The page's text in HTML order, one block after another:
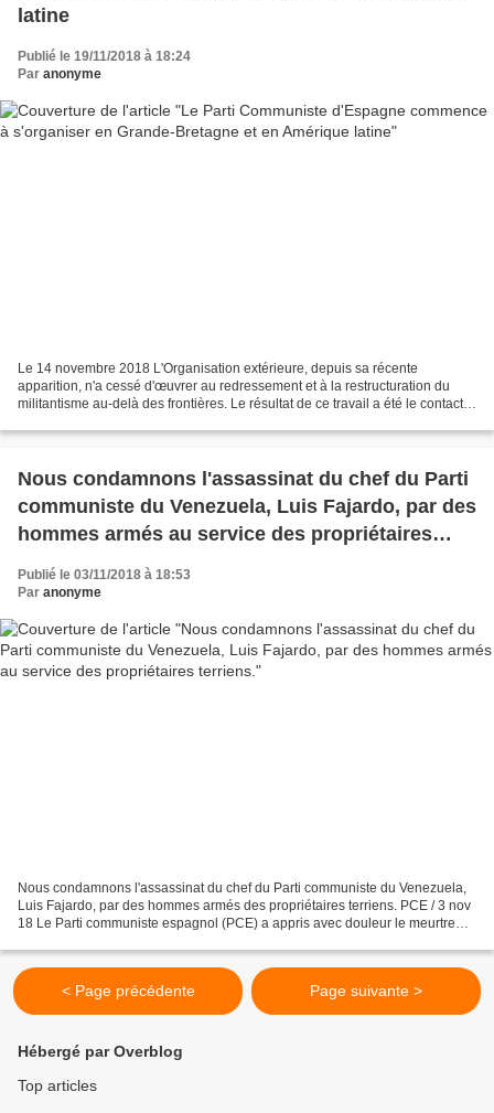
latine
Publié le 19/11/2018 à 18:24
Par anonyme
Le 14 novembre 2018 L'Organisation extérieure, depuis sa récente
apparition, n'a cessé d'œuvrer au redressement et à la restructuration du
militantisme au-delà des frontières. Le résultat de ce travail a été le contact
Nous condamnons l'assassinat du chef du Parti
communiste du Venezuela, Luis Fajardo, par des
hommes armés au service des propriétaires
terriens.
Publié le 03/11/2018 à 18:53
Par anonyme
Nous condamnons l'assassinat du chef du Parti communiste du Venezuela,
Luis Fajardo, par des hommes armés des propriétaires terriens. PCE / 3 nov
18 Le Parti communiste espagnol (PCE) a appris avec douleur le meurtre
< Page précédente Page suivante >
Hébergé par Overblog
Top articles